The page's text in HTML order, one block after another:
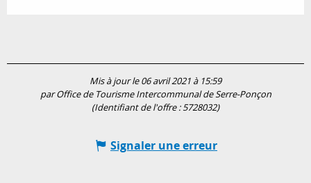
Mis à jour le 06 avril 2021 à 15:59
par Office de Tourisme Intercommunal de Serre-Ponçon
(Identifiant de l'offre :5728032)
Signaler une erreur